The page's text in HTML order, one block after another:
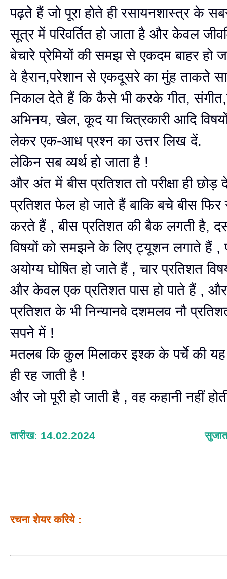
पढ़ते हैं जो पूरा होते ही रसायनशास्त्र के
सूत्र में परिवर्तित हो जाता है और केवल
बेचारे प्रेमियों की समझ से एकदम बाहर हो
वे हैरान,परेशान से एकदूसरे का मुंह ताकते
निकाल देते हैं कि कैसे भी करके गीत,
अभिनय, खेल, कूद या चित्रकारी आदि
लेकर एक-आध प्रश्न का उत्तर लिख दें.
लेकिन सब व्यर्थ हो जाता है !
और अंत में बीस प्रतिशत तो परीक्षा ही छोड़
प्रतिशत फेल हो जाते हैं बाकि बचे बीस फिर
करते हैं , बीस प्रतिशत की बैक लगती है,
विषयों को समझने के लिए ट्यूशन लगाते हैं ,
अयोग्य घोषित हो जाते हैं , चार प्रतिशत
और केवल एक प्रतिशत पास हो पाते हैं ,
प्रतिशत के भी निन्यानवे दशमलव नौ
सपने में !
मतलब कि कुल मिलाकर इश्क के पर्चे की यह
ही रह जाती है !
और जो पूरी हो जाती है , वह कहानी नहीं
तारीख: 14.02.2024
रचना शेयर करिये :